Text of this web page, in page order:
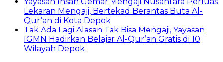
Lekaran Mengaji, Bertekad Berantas Buta Al-
Qur’an di Kota Depok
Tak Ada Lagi Alasan Tak Bisa Mengaji, Yayasan
IGMN Hadirkan Belajar Al-Qur’an Gratis di 10
Wilayah Depok